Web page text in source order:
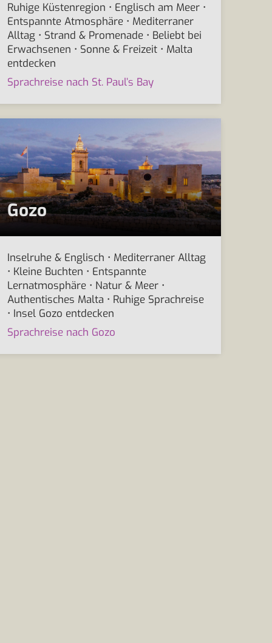
Ruhige Küstenregion • Englisch am Meer •
Entspannte Atmosphäre • Mediterraner
Alltag • Strand & Promenade • Beliebt bei
Erwachsenen • Sonne & Freizeit • Malta
entdecken
Sprachreise nach St. Paul’s Bay
Gozo
Inselruhe & Englisch • Mediterraner Alltag
• Kleine Buchten • Entspannte
Lernatmosphäre • Natur & Meer •
Authentisches Malta • Ruhige Sprachreise
• Insel Gozo entdecken
Sprachreise nach Gozo